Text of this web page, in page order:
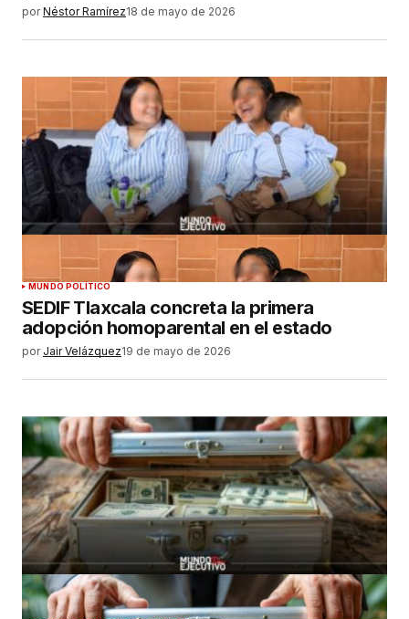
por Néstor Ramírez18 de mayo de 2026
MUNDO POLÍTICO
SEDIF Tlaxcala concreta la primera
adopción homoparental en el estado
por Jair Velázquez19 de mayo de 2026